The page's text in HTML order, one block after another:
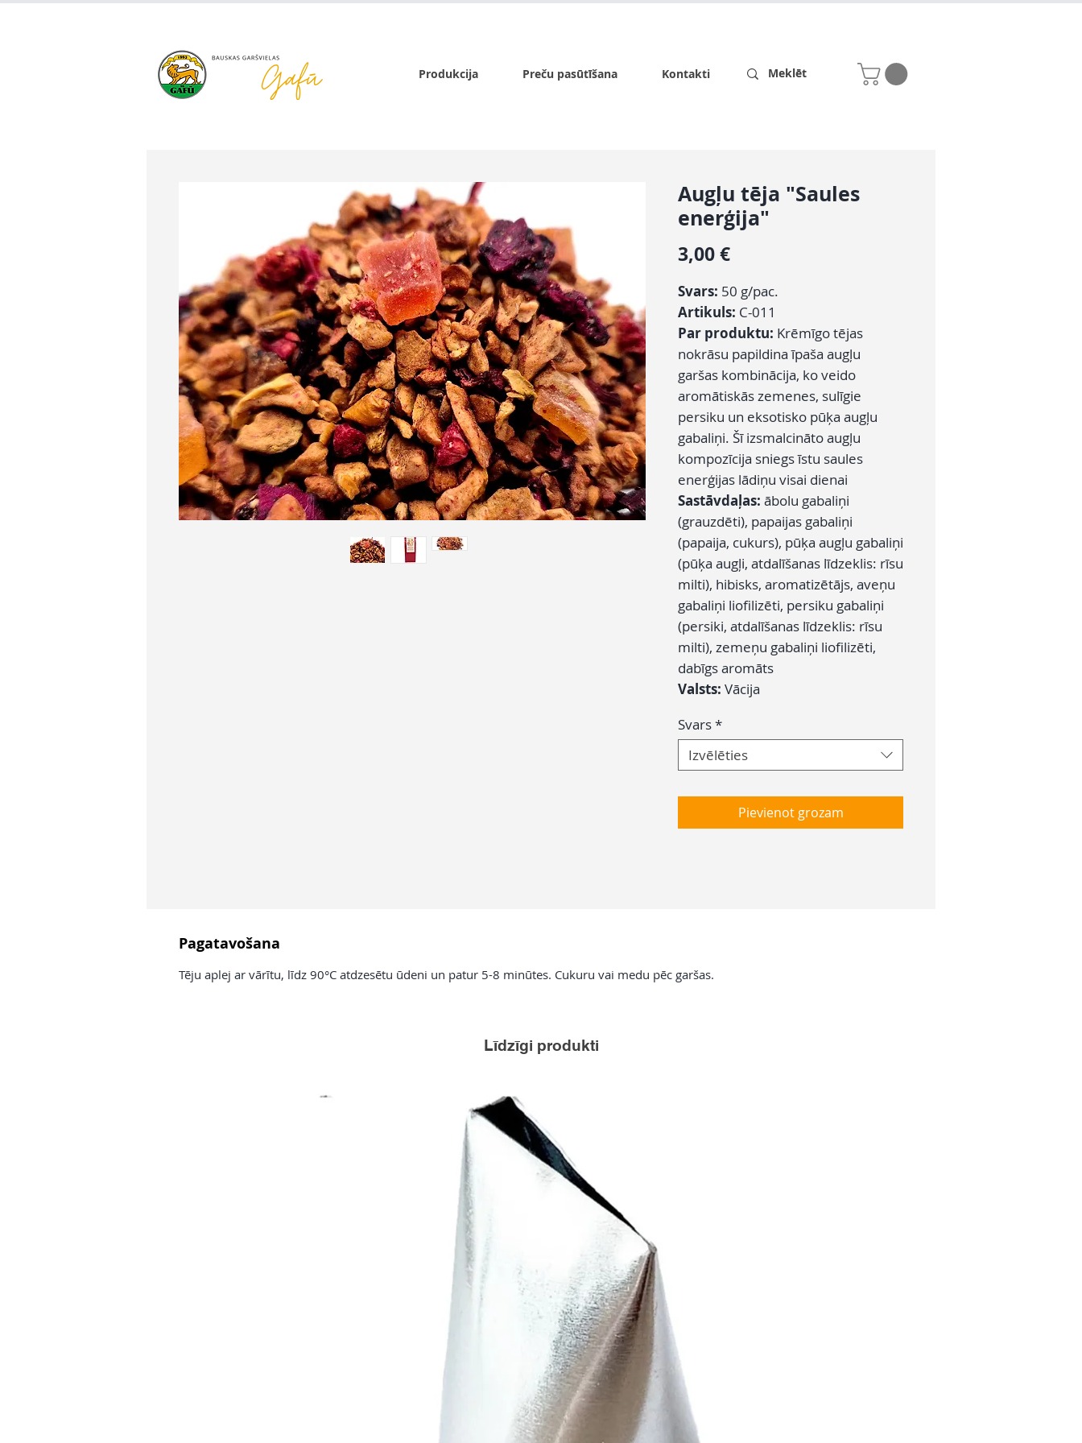
Produkcija Preču pasūtīšana Kontakti
Augļu tēja "Saules
enerģija"
3,00 €Cena
Svars: 50 g/pac.
Artikuls: C-011
Par produktu: Krēmīgo tējas
nokrāsu papildina īpaša augļu
garšas kombinācija, ko veido
aromātiskās zemenes, sulīgie
persiku un eksotisko pūķa augļu
gabaliņi. Šī izsmalcināto augļu
kompozīcija sniegs īstu saules
enerģijas lādiņu visai dienai
Sastāvdaļas: ābolu gabaliņi
(grauzdēti), papaijas gabaliņi
(papaija, cukurs), pūķa augļu gabaliņi
(pūķa augļi, atdalīšanas līdzeklis: rīsu
milti), hibisks, aromatizētājs, aveņu
gabaliņi liofilizēti, persiku gabaliņi
(persiki, atdalīšanas līdzeklis: rīsu
milti), zemeņu gabaliņi liofilizēti,
dabīgs aromāts
Valsts: Vācija
Svars*
Izvēlēties
Pievienot grozam
Pagatavošana
Tēju aplej ar vārītu, līdz 90°C atdzesētu ūdeni un patur 5-8 minūtes. Cukuru vai medu pēc garšas.
Līdzīgi produkti